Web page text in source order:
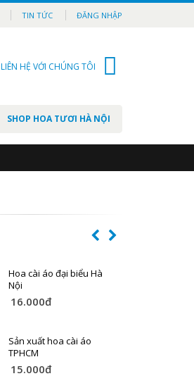
TIN TỨC ĐĂNG NHẬP
LIÊN HỆ VỚI CHÚNG TÔI
SHOP HOA TƯƠI HÀ NỘI
Hoa cài áo đại biểu Hà
Nội
16.000đ
Sản xuất hoa cài áo
TPHCM
15.000đ